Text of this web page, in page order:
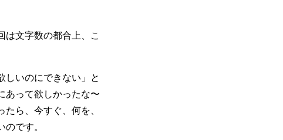
は文字数の都合上、こ
しいのにできない」と
あって欲しかったな〜
ら、今すぐ、何を、
です。